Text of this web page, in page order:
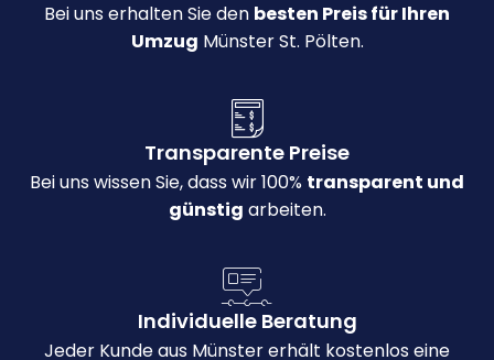
Bei uns erhalten Sie den besten Preis für Ihren
Umzug Münster St. Pölten.
Transparente Preise
Bei uns wissen Sie, dass wir 100% transparent und
günstig arbeiten.
Individuelle Beratung
Jeder Kunde aus Münster erhält kostenlos eine